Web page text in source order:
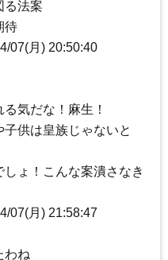
る法案
待
07(月) 20:50:40
気だな！麻生！
供は皇族じゃないと
ょ！こんな案潰さなき
07(月) 21:58:47
わね